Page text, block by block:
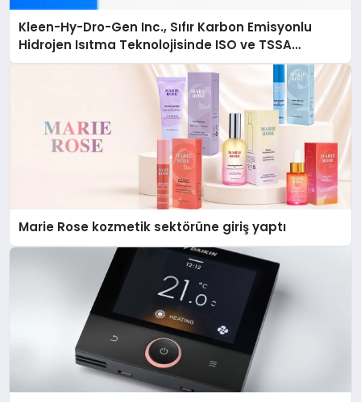
Kleen-Hy-Dro-Gen Inc., Sıfır Karbon Emisyonlu
Hidrojen Isıtma Teknolojisinde ISO ve TSSA
Düzenleyici Onaylarını Aldı
Marie Rose kozmetik sektörüne giriş yaptı